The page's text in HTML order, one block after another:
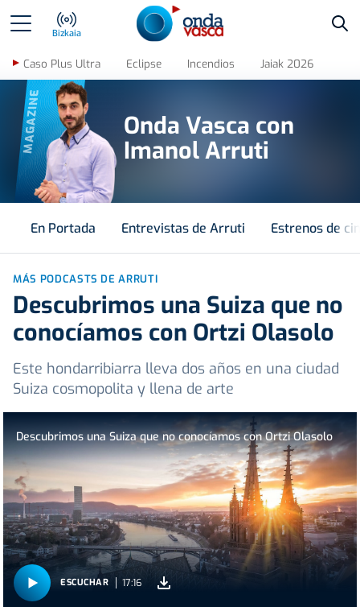
Bizkaia
Caso Plus Ultra Eclipse Incendios Jaiak 2026
MAGAZINE
Onda Vasca con
Imanol Arruti
En Portada Entrevistas de Arruti Estrenos de
MÁS PODCASTS DE ARRUTI
Descubrimos una Suiza que no
conocíamos con Ortzi Olasolo
Este hondarribiarra lleva dos años en una ciudad
Suiza cosmopolita y llena de arte
Descubrimos una Suiza que no conocíamos con Ortzi Olasolo
ESCUCHAR 17:16